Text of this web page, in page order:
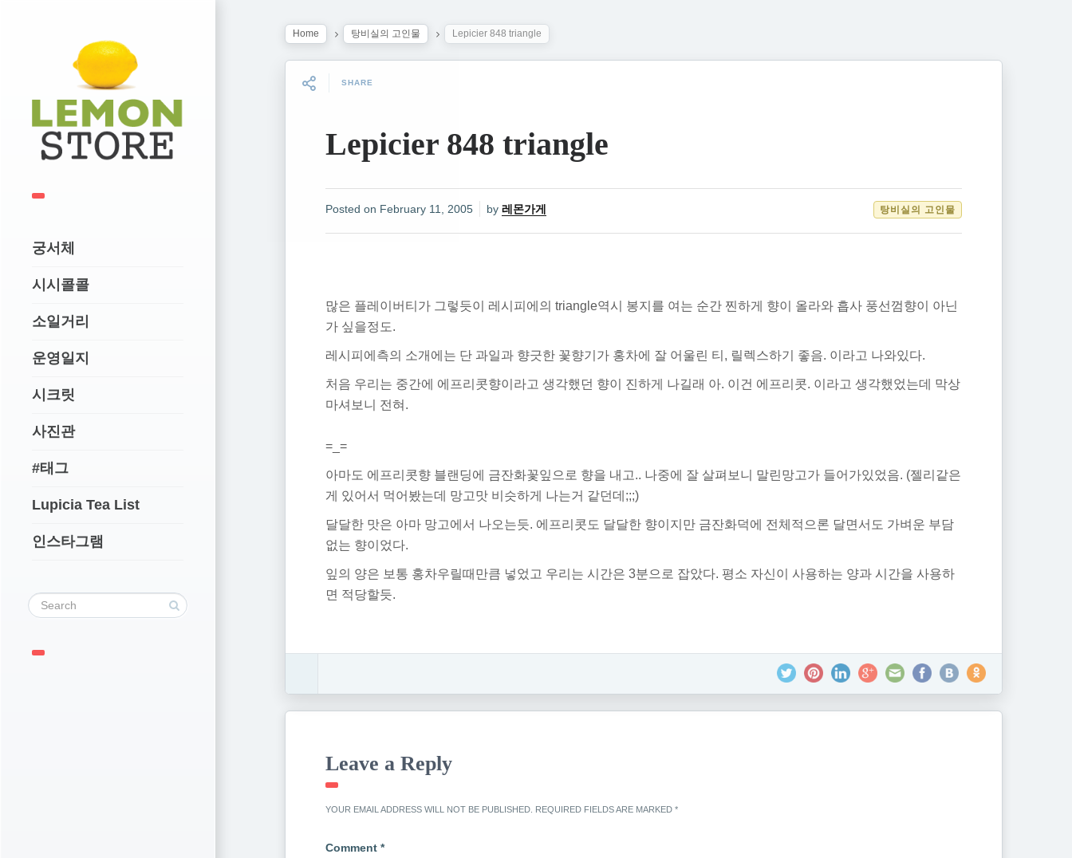
궁서체
시시콜콜
소일거리
운영일지
시크릿
사진관
#태그
Lupicia Tea List
인스타그램
Home 탕비실의 고인물 Lepicier 848 triangle
SHARE
Lepicier 848 triangle
Posted on February 11, 2005 by 레몬가게 탕비실의 고인물
많은 플레이버티가 그렇듯이 레시피에의 triangle역시 봉지를 여는 순간 찐하게 향이 올라와 흡사 풍선껌향이 아닌
가 싶을정도.
레시피에측의 소개에는 단 과일과 향긋한 꽃향기가 홍차에 잘 어울린 티, 릴렉스하기 좋음. 이라고 나와있다.
처음 우리는 중간에 에프리콧향이라고 생각했던 향이 진하게 나길래 아. 이건 에프리콧. 이라고 생각했었는데 막상
마셔보니 전혀.
=_=
아마도 에프리콧향 블랜딩에 금잔화꽃잎으로 향을 내고.. 나중에 잘 살펴보니 말린망고가 들어가있었음. (젤리같은
게 있어서 먹어봤는데 망고맛 비슷하게 나는거 같던데;;;)
달달한 맛은 아마 망고에서 나오는듯. 에프리콧도 달달한 향이지만 금잔화덕에 전체적으론 달면서도 가벼운 부담
없는 향이었다.
잎의 양은 보통 홍차우릴때만큼 넣었고 우리는 시간은 3분으로 잡았다. 평소 자신이 사용하는 양과 시간을 사용하
면 적당할듯.
Leave a Reply
YOUR EMAIL ADDRESS WILL NOT BE PUBLISHED. REQUIRED FIELDS ARE MARKED *
Comment *